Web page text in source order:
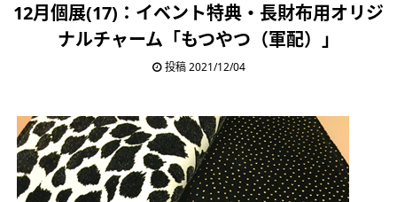
12月個展(17)：イベント特典・長財布用オリジ
ナルチャーム「もつやつ（軍配）」
投稿2021/12/04